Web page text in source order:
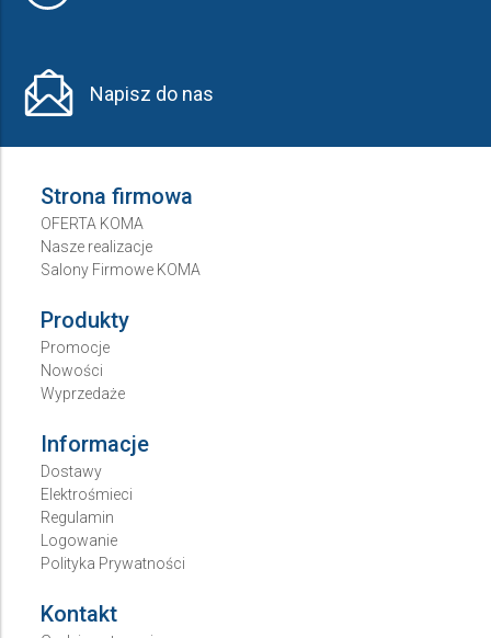
Napisz do nas
Strona firmowa
OFERTA KOMA
Nasze realizacje
Salony Firmowe KOMA
Produkty
Promocje
Nowości
Wyprzedaże
Informacje
Dostawy
Elektrośmieci
Regulamin
Logowanie
Polityka Prywatności
Kontakt